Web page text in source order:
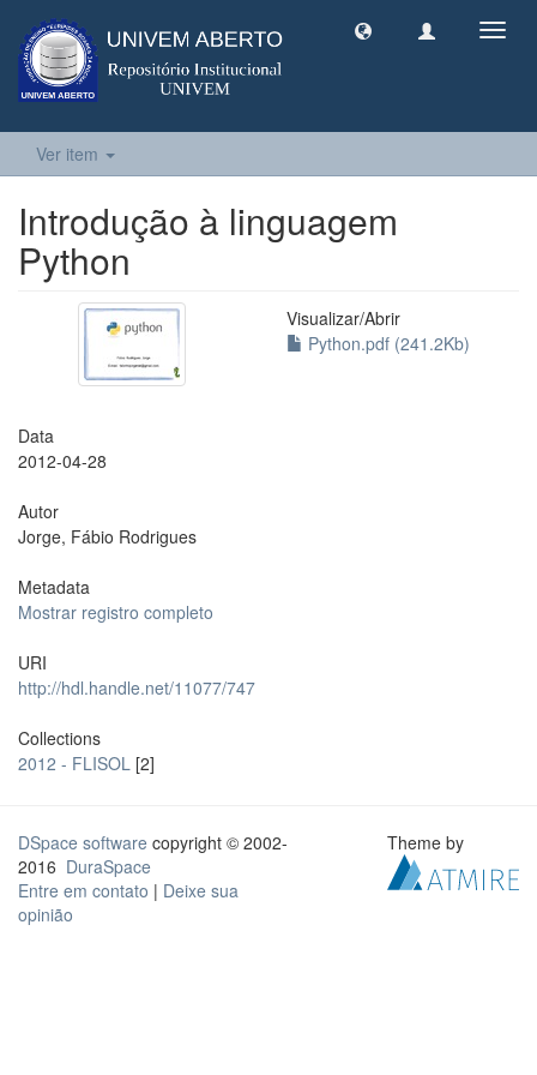
Ver item
Introdução à linguagem
Python
Visualizar/Abrir
Python.pdf (241.2Kb)
Data
2012-04-28
Autor
Jorge, Fábio Rodrigues
Metadata
Mostrar registro completo
URI
http://hdl.handle.net/11077/747
Collections
2012 - FLISOL [2]
DSpace software copyright © 2002-
2016 DuraSpace
Entre em contato | Deixe sua
opinião
Theme by